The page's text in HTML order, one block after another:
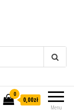
Menu
0
0,00zł